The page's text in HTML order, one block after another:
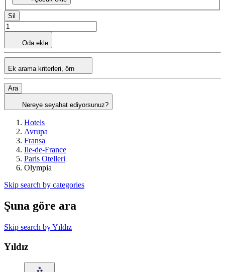
Sil
Oda ekle
Ek arama kriterleri, örn
Ara
Nereye seyahat ediyorsunuz?
Hotels
Avrupa
Fransa
Ile-de-France
Paris Otelleri
Olympia
Skip search by categories
Şuna göre ara
Skip search by Yıldız
Yıldız